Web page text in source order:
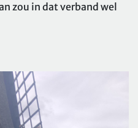
zou in dat verband wel